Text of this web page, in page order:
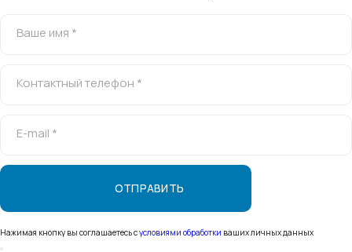
Ваше имя *
Контактный телефон *
E-mail *
Нажимая кнопку вы соглашаетесь сусловиями обработки ваших личных данных